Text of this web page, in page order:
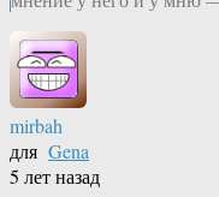
mirbah
для Gena
5 лет назад